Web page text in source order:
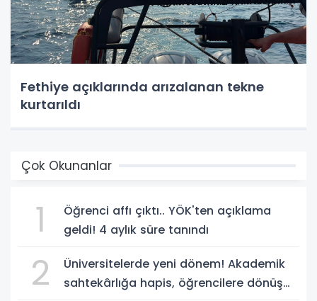
Fethiye açıklarında arızalanan tekne
kurtarıldı
Çok Okunanlar
1
Öğrenci affı çıktı.. YÖK'ten açıklama
geldi! 4 aylık süre tanındı
2
Üniversitelerde yeni dönem! Akademik
sahtekârlığa hapis, öğrencilere dönüş